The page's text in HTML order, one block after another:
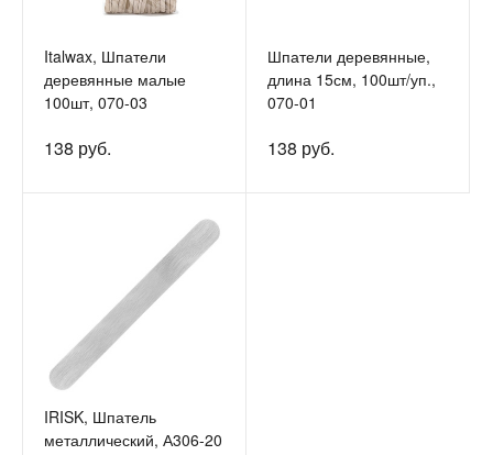
Italwax, Шпатели
деревянные малые
100шт, 070-03
138 руб.
Шпатели деревянные,
длина 15см, 100шт/уп.,
070-01
138 руб.
IRISK, Шпатель
металлический, А306-20